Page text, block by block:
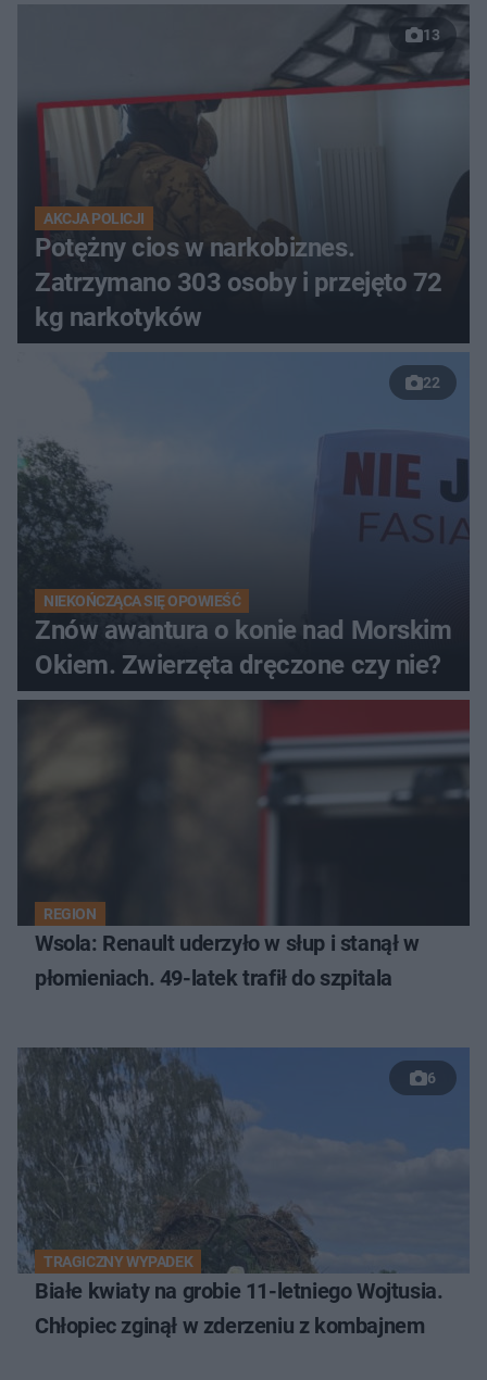
13
AKCJA POLICJI
Potężny cios w narkobiznes.
Zatrzymano 303 osoby i przejęto 72
kg narkotyków
22
NIEKOŃCZĄCA SIĘ OPOWIEŚĆ
Znów awantura o konie nad Morskim
Okiem. Zwierzęta dręczone czy nie?
REGION
Wsola: Renault uderzyło w słup i stanął w
płomieniach. 49-latek trafił do szpitala
6
TRAGICZNY WYPADEK
Białe kwiaty na grobie 11-letniego Wojtusia.
Chłopiec zginął w zderzeniu z kombajnem